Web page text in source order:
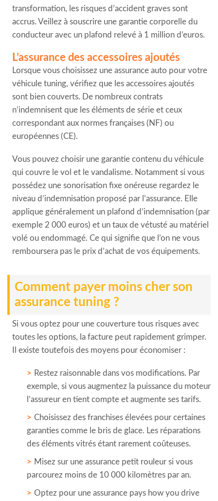
transformation, les risques d’accident graves sont
accrus. Veillez à souscrire une garantie corporelle du
conducteur avec un plafond relevé à 1 million d’euros.
L’assurance des accessoires ajoutés
Lorsque vous choisissez une assurance auto pour votre
véhicule tuning, vérifiez que les accessoires ajoutés
sont bien couverts. De nombreux contrats
n’indemnisent que les éléments de série et ceux
correspondant aux normes françaises (NF) ou
européennes (CE).
Vous pouvez choisir une garantie contenu du véhicule
qui couvre le vol et le vandalisme. Notamment si vous
possédez une sonorisation fixe onéreuse regardez le
niveau d’indemnisation proposé par l’assurance. Elle
applique généralement un plafond d’indemnisation (par
exemple 2 000 euros) et un taux de vétusté au matériel
volé ou endommagé. Ce qui signifie que l’on ne vous
remboursera pas le prix d’achat de vos équipements.
Comment payer moins cher son
assurance tuning ?
Si vous optez pour une couverture tous risques avec
toutes les options, la facture peut rapidement grimper.
Il existe toutefois des moyens pour économiser :
Restez raisonnable dans vos modifications. Par
exemple, si vous augmentez la puissance du moteur
l’assureur en tient compte et augmente ses tarifs.
Choisissez des franchises élevées pour certaines
garanties comme le bris de glace. Les réparations
des éléments vitrés étant rarement coûteuses.
Misez sur une assurance petit rouleur si vous
parcourez moins de 10 000 kilomètres par an.
Optez pour une assurance pays how you drive